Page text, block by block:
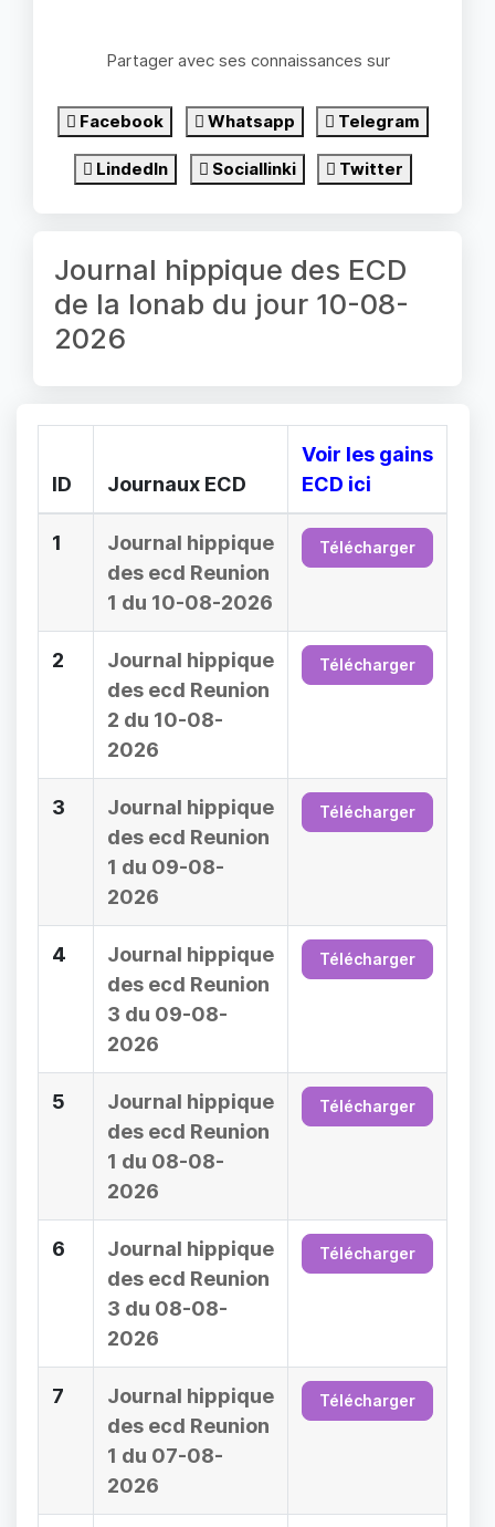
Partager avec ses connaissances sur
Facebook Whatsapp Telegram
LindedIn Sociallinki Twitter
Journal hippique des ECD
de la lonab du jour 10-08-
2026
ID Journaux ECD
Voir les gains
ECD ici
1
Journal hippique
des ecd Reunion
1 du 10-08-2026
Télécharger
2
Journal hippique
des ecd Reunion
2 du 10-08-
2026
Télécharger
3
Journal hippique
des ecd Reunion
1 du 09-08-
2026
Télécharger
4
Journal hippique
des ecd Reunion
3 du 09-08-
2026
Télécharger
5
Journal hippique
des ecd Reunion
1 du 08-08-
2026
Télécharger
6
Journal hippique
des ecd Reunion
3 du 08-08-
2026
Télécharger
7
Journal hippique
des ecd Reunion
1 du 07-08-
2026
Télécharger